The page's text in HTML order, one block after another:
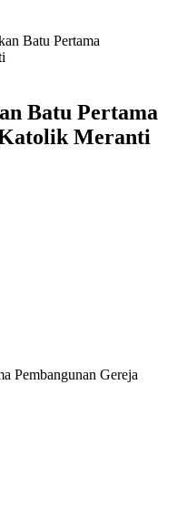
Batu Pertama
Batu Pertama
Meranti
Pembangunan Gereja